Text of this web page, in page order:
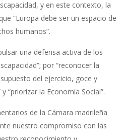
y en este contexto, la
“Europa debe ser un espacio de
humanos”.
una defensa activa de los
por “reconocer la
del ejercicio, goce y
“priorizar la Economía Social”.
de la Cámara madrileña
nuestro compromiso con las